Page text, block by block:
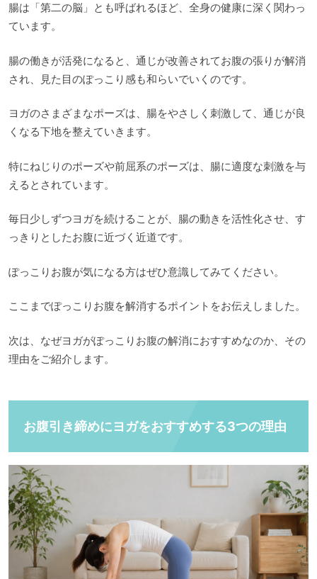
腸は「第二の脳」とも呼ばれるほど、全身の健康に深く関わっ
ています。
腸の働きが活発になると、通じが改善されてお腹の張りが解消
され、見た目のぽっこり感も和らいでいくのです。
ヨガのさまざまなポーズは、腸をやさしく刺激して、通じが良
くなる下地を整えていきます。
特にねじりのポーズや前屈系のポーズは、腸に適度な刺激を与
えるとされています。
毎日少しずつヨガを続けることが、腸の動きを活性化させ、す
っきりとしたお腹に近づく近道です。
ぽっこりお腹が気になる方はぜひ意識してみてください。
ここまでぽっこりお腹を解消するポイントをお伝えしました。
次は、なぜヨガがぽっこりお腹の解消におすすめなのか、その
理由をご紹介します。
お腹引き締めにヨガをおすすめする3つの理由